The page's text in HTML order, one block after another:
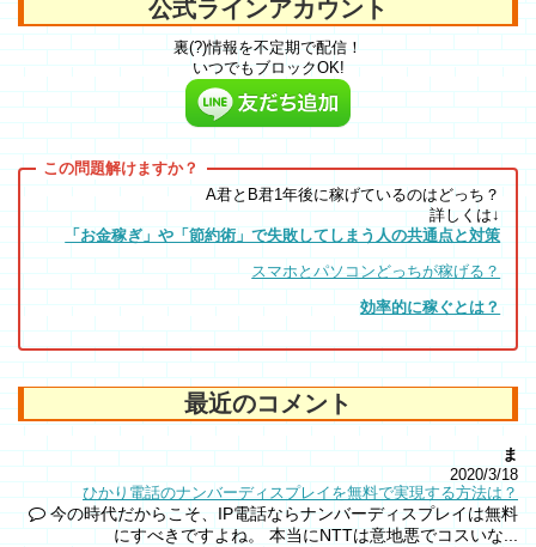
公式ラインアカウント
裏(?)情報を不定期で配信！
いつでもブロックOK!
A君とB君1年後に稼げているのはどっち？
詳しくは↓
「お金稼ぎ」や「節約術」で失敗してしまう人の共通点と対策
スマホとパソコンどっちが稼げる？
効率的に稼ぐとは？
最近のコメント
ま
2020/3/18
ひかり電話のナンバーディスプレイを無料で実現する方法は？
今の時代だからこそ、IP電話ならナンバーディスプレイは無料
にすべきですよね。 本当にNTTは意地悪でコスいな...